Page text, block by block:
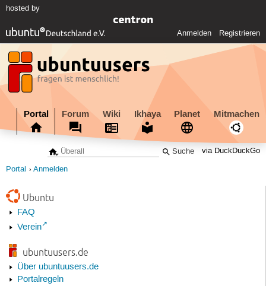
hosted by
Anmelden Registrieren
Portal Forum Wiki Ikhaya Planet Mitmachen
via DuckDuckGo
Portal Anmelden
Ubuntu
FAQ
Verein
ubuntuusers.de
Über ubuntuusers.de
Portalregeln